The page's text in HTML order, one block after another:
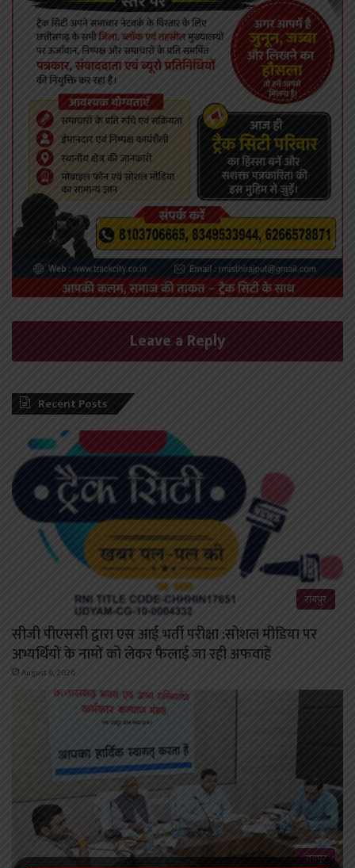
Leave a Reply
Recent Posts
रायपुर
सीजी पीएससी द्वारा एस आई भर्ती परीक्षा :सोशल मीडिया पर
अभ्यर्थियों के नामों को लेकर फैलाई जा रही अफवाहें
August 6, 2026
रायपुर